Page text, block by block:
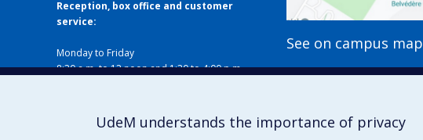
Reception, box office and customer
service:
Monday to Friday
8:30 a.m. to 12 noon and 1:30 to 4:00 p.m.
514 343-6427
musique@umontreal.ca
See on campus map
UdeM understands the importance of privacy